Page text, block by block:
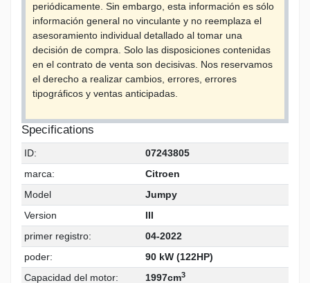
periódicamente. Sin embargo, esta información es sólo
información general no vinculante y no reemplaza el
asesoramiento individual detallado al tomar una
decisión de compra. Solo las disposiciones contenidas
en el contrato de venta son decisivas. Nos reservamos
el derecho a realizar cambios, errores, errores
tipográficos y ventas anticipadas.
Specifications
ID:
07243805
marca:
Citroen
Model
Jumpy
Version
III
primer registro:
04-2022
poder:
90 kW (122HP)
Capacidad del motor:
1997cm3